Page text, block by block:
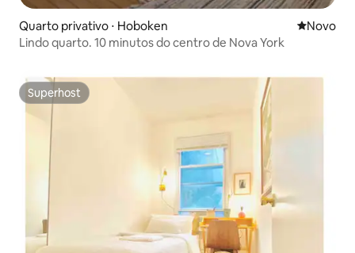
Quarto privativo ⋅ Hoboken Novo
Novo
Lindo quarto. 10 minutos do centro de Nova York
Superhost
Superhost